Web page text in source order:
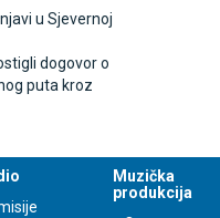
u Sjevernoj
dogovor o
puta kroz
Muzička
produkcija